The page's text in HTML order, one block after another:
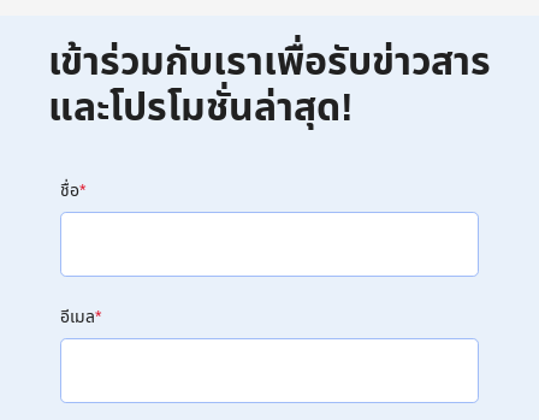
เข้าร่วมกับเราเพื่อรับข่าวสาร
และโปรโมชั่นล่าสุด!
ชื่อ*
อีเมล*